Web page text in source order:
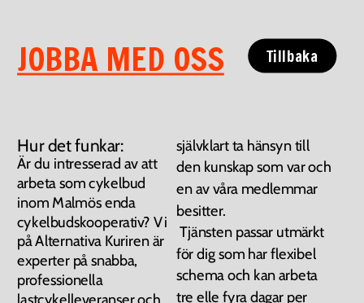
JOBBA MED OSS Tillbaka
Är du intresserad av att
arbeta som cykelbud
inom Malmös enda
cykelbudskooperativ? Vi
på Alternativa Kuriren är
experter på snabba,
professionella
lastcykelleveranser och
självklart ta hänsyn till
den kunskap som var och
en av våra medlemmar
besitter.
Tjänsten passar utmärkt
för dig som har flexibel
schema och kan arbeta
tre elle fyra dagar per
Hur det funkar: